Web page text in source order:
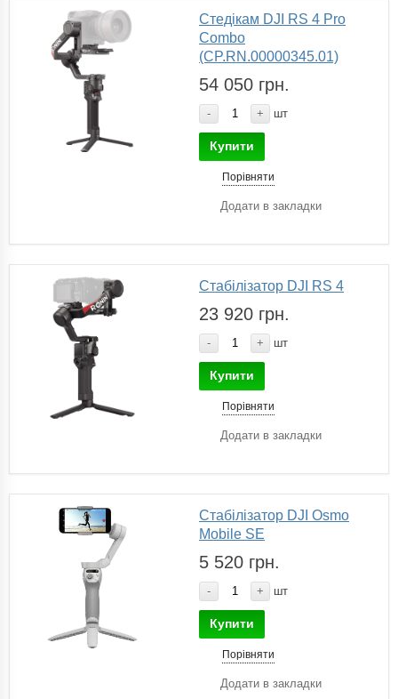
Стедікам DJI RS 4 Pro
Combo
(CP.RN.00000345.01)
54 050 грн.
- + шт
Купити
Порівняти
Додати в закладки
Стабілізатор DJI RS 4
23 920 грн.
- + шт
Купити
Порівняти
Додати в закладки
Стабілізатор DJI Osmo
Mobile SE
5 520 грн.
- + шт
Купити
Порівняти
Додати в закладки